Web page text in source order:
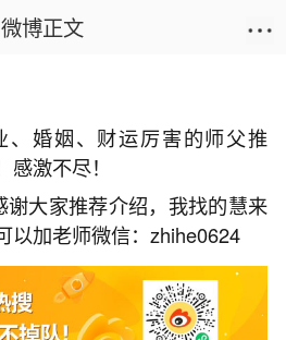
滚滚而来把我冲走
09 15:54:27 5 8 赞
微博正文
婚姻、财运厉害的师父推
激不尽！
谢大家推荐介绍，我找的慧来
以加老师微信：zhihe0624